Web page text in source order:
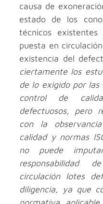
causa de
estado de los
técnicos
puesta en
existencia del
ciertamente los
de lo exigido por las
control de
defectuosos, pero
con la
calidad y normas
no puede
responsabilidad
circulación lotes
diligencia, ya que